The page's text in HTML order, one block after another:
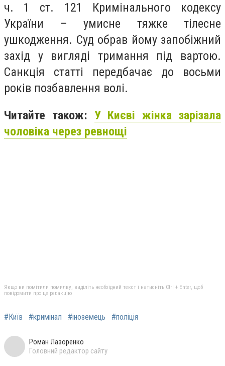
ч. 1 ст. 121 Кримінального кодексу
України – умисне тяжке тілесне
ушкодження. Суд обрав йому запобіжний
захід у вигляді тримання під вартою.
Санкція статті передбачає до восьми
років позбавлення волі.
Читайте також: У Києві жінка зарізала
чоловіка через ревнощі
Якщо ви помітили помилку, виділіть необхідний текст і натисніть Ctrl + Enter, щоб
повідомити про це редакцію
#Київ #кримінал #іноземець #поліція
Роман Лазоренко
Головний редактор сайту